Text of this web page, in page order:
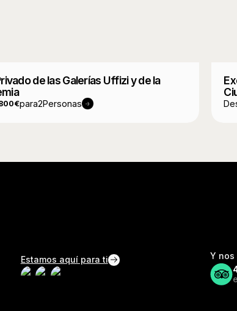
de las Galerías Uffizi y de la
€para2Personas
Estamos aquí para ti
Y nos